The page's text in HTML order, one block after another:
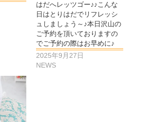
はだへレッツゴー♪♪こんな
日はとりはだでリフレッシ
ュしましょう～♪本日沢山の
ご予約を頂いておりますの
でご予約の際はお早めに♪
2025年9月27日
NEWS